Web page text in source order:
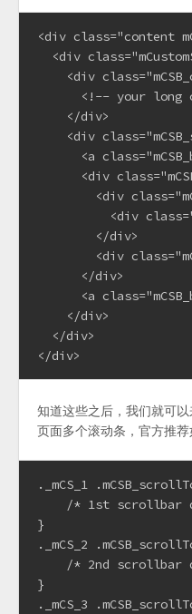
<div class="content
<div
<div
<!-- your long
    </div>
<div
<a
<div
<div
<div
        </div>
<div
      </div>
<a
    </div>
  </div>
</div>
知道这些之后，我们就可
页面多个滚动条，官方推荐
._mCS_1
/* 1st scrollbar
}
._mCS_2
/* 2nd scrollbar
}
._mCS_3